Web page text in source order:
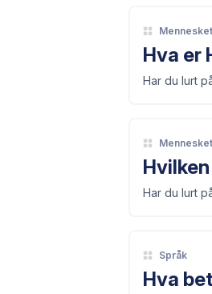
Mennesket
Hva er
Har du lurt
Mennesket
Har du lurt
Språk
Hva